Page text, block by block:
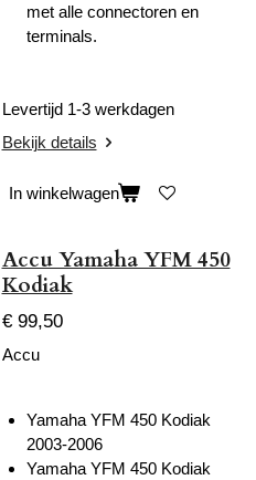
met alle connectoren en
terminals.
Levertijd 1-3 werkdagen
Bekijk details
In winkelwagen
Accu Yamaha YFM 450
Kodiak
€ 99,50
Accu
Yamaha YFM 450 Kodiak
2003-2006
Yamaha YFM 450 Kodiak